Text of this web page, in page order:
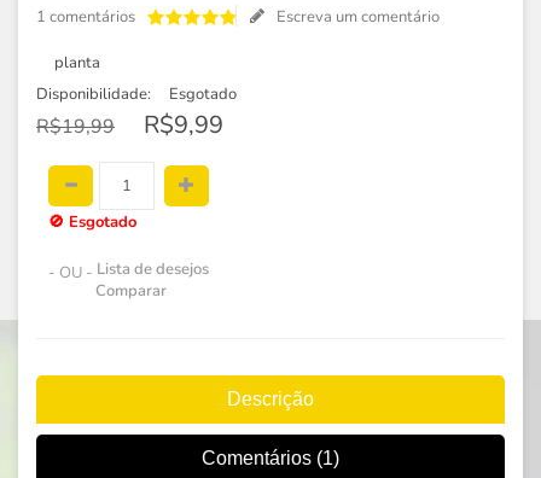
1 comentários Escreva um comentário
planta
Disponibilidade:
Esgotado
R$19,99 R$9,99
🚫 Esgotado
- OU - Lista de desejos
Comparar
Descrição
Comentários (1)